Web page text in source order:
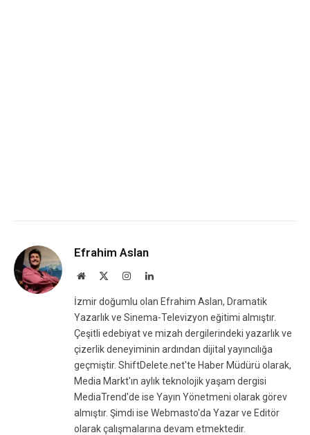
Efrahim Aslan
Website InstagramLinkedIn
İzmir doğumlu olan Efrahim Aslan, Dramatik
Yazarlık ve Sinema-Televizyon eğitimi almıştır.
Çeşitli edebiyat ve mizah dergilerindeki yazarlık ve
çizerlik deneyiminin ardından dijital yayıncılığa
geçmiştir. ShiftDelete.net'te Haber Müdürü olarak,
Media Markt'ın aylık teknolojik yaşam dergisi
MediaTrend'de ise Yayın Yönetmeni olarak görev
almıştır. Şimdi ise Webmasto'da Yazar ve Editör
olarak çalışmalarına devam etmektedir.